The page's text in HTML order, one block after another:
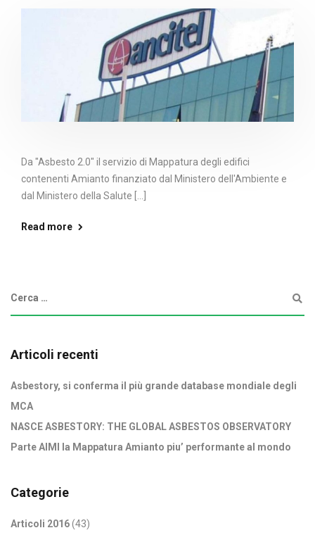
Da "Asbesto 2.0" il servizio di Mappatura degli edifici
contenenti Amianto finanziato dal Ministero dell'Ambiente e
dal Ministero della Salute [...]
Read more
Articoli recenti
Asbestory, si conferma il più grande database mondiale degli
MCA
NASCE ASBESTORY: THE GLOBAL ASBESTOS OBSERVATORY
Parte AIMI la Mappatura Amianto piu’ performante al mondo
Categorie
Articoli 2016(43)